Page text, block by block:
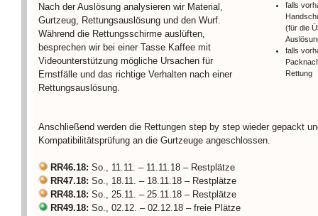
Nach der Auslösung analysieren wir Material,
Gurtzeug, Rettungsauslösung und den Wurf.
Während die Rettungsschirme auslüften,
besprechen wir bei einer Tasse Kaffee mit
Videounterstützung mögliche Ursachen für
Ernstfälle und das richtige Verhalten nach einer
Rettungsauslösung.
falls
(für die
falls
Rettung
Anschließend werden die Rettungen step by step wieder gepackt
Kompatibilitätsprüfung an die Gurtzeuge angeschlossen.
RR46.18: So., 11.11. – 11.11.18 – Restplätze
RR47.18: So., 18.11. – 18.11.18 – Restplätze
RR48.18: So., 25.11. – 25.11.18 – Restplätze
RR49.18: So., 02.12. – 02.12.18 – freie Plätze